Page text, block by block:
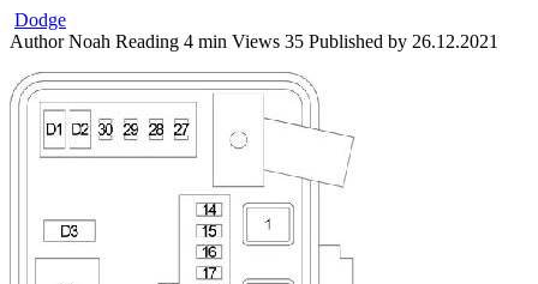
Dodge
Author Noah Reading 4 min Views 35 Published by 26.12.2021